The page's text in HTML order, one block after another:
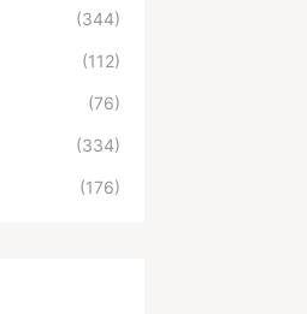
(344)
(112)
(76)
(334)
(176)